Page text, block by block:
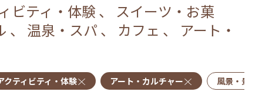
ビティ・体験 、 スイーツ・お菓
、 温泉・スパ 、 カフェ 、 アート・
クティビティ・体験 アート・カルチャー 風景・景色